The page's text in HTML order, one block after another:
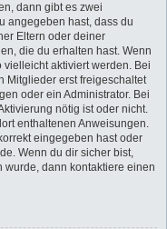
dann gibt es zwei
angegeben hast, dass du
Eltern oder deiner
die du erhalten hast. Wenn
aktiviert werden. Bei
Mitglieder erst freigeschaltet
oder ein Administrator. Bei
nötig ist oder nicht.
enthaltenen Anweisungen.
eingegeben hast oder
Wenn du dir sicher bist,
dann kontaktiere einen